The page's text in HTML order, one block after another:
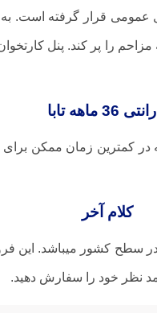
عمومی قرار گرفته
را پر کند. پنل
36 ماهه تابا
در کمترین زمان ممکن
کلام آخر
در سطح کشور میباشد. این
مد نظر خود را سفارش دهید.